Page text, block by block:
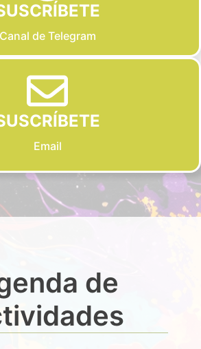
Canal de Telegram
Email
de